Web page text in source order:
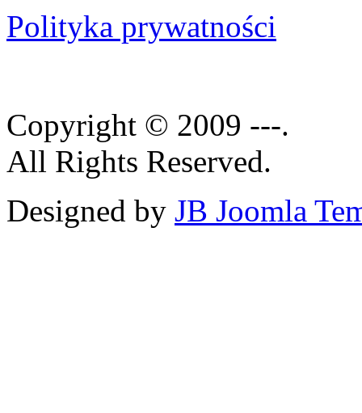
Polityka prywatności
Copyright © 2009 ---.
All Rights Reserved.
Designed by JB Joomla